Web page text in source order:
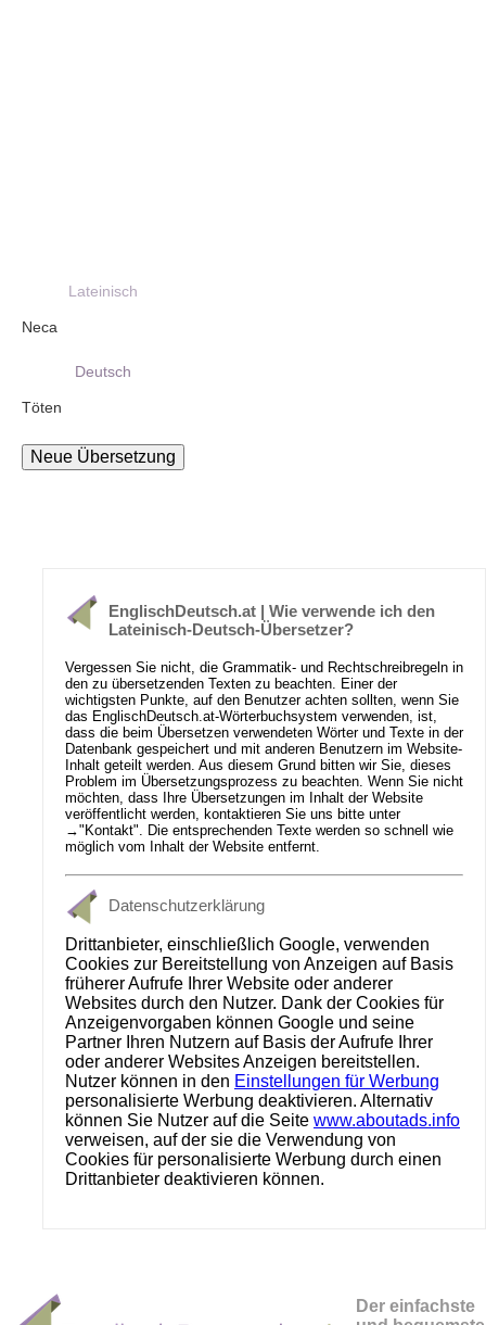
Lateinisch
Neca
Deutsch
Töten
EnglischDeutsch.at | Wie verwende ich den
Lateinisch-Deutsch-Übersetzer?
Vergessen Sie nicht, die Grammatik- und Rechtschreibregeln in
den zu übersetzenden Texten zu beachten. Einer der
wichtigsten Punkte, auf den Benutzer achten sollten, wenn Sie
das EnglischDeutsch.at-Wörterbuchsystem verwenden, ist,
dass die beim Übersetzen verwendeten Wörter und Texte in der
Datenbank gespeichert und mit anderen Benutzern im Website-
Inhalt geteilt werden. Aus diesem Grund bitten wir Sie, dieses
Problem im Übersetzungsprozess zu beachten. Wenn Sie nicht
möchten, dass Ihre Übersetzungen im Inhalt der Website
veröffentlicht werden, kontaktieren Sie uns bitte unter
→"Kontakt" . Die entsprechenden Texte werden so schnell wie
möglich vom Inhalt der Website entfernt.
Datenschutzerklärung
Drittanbieter, einschließlich Google, verwenden
Cookies zur Bereitstellung von Anzeigen auf Basis
früherer Aufrufe Ihrer Website oder anderer
Websites durch den Nutzer. Dank der Cookies für
Anzeigenvorgaben können Google und seine
Partner Ihren Nutzern auf Basis der Aufrufe Ihrer
oder anderer Websites Anzeigen bereitstellen.
Nutzer können in den Einstellungen für Werbung
personalisierte Werbung deaktivieren. Alternativ
können Sie Nutzer auf die Seite www.aboutads.info
verweisen, auf der sie die Verwendung von
Cookies für personalisierte Werbung durch einen
Drittanbieter deaktivieren können.
Der einfachste